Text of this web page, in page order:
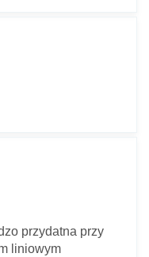
przydatna przy
liniowym